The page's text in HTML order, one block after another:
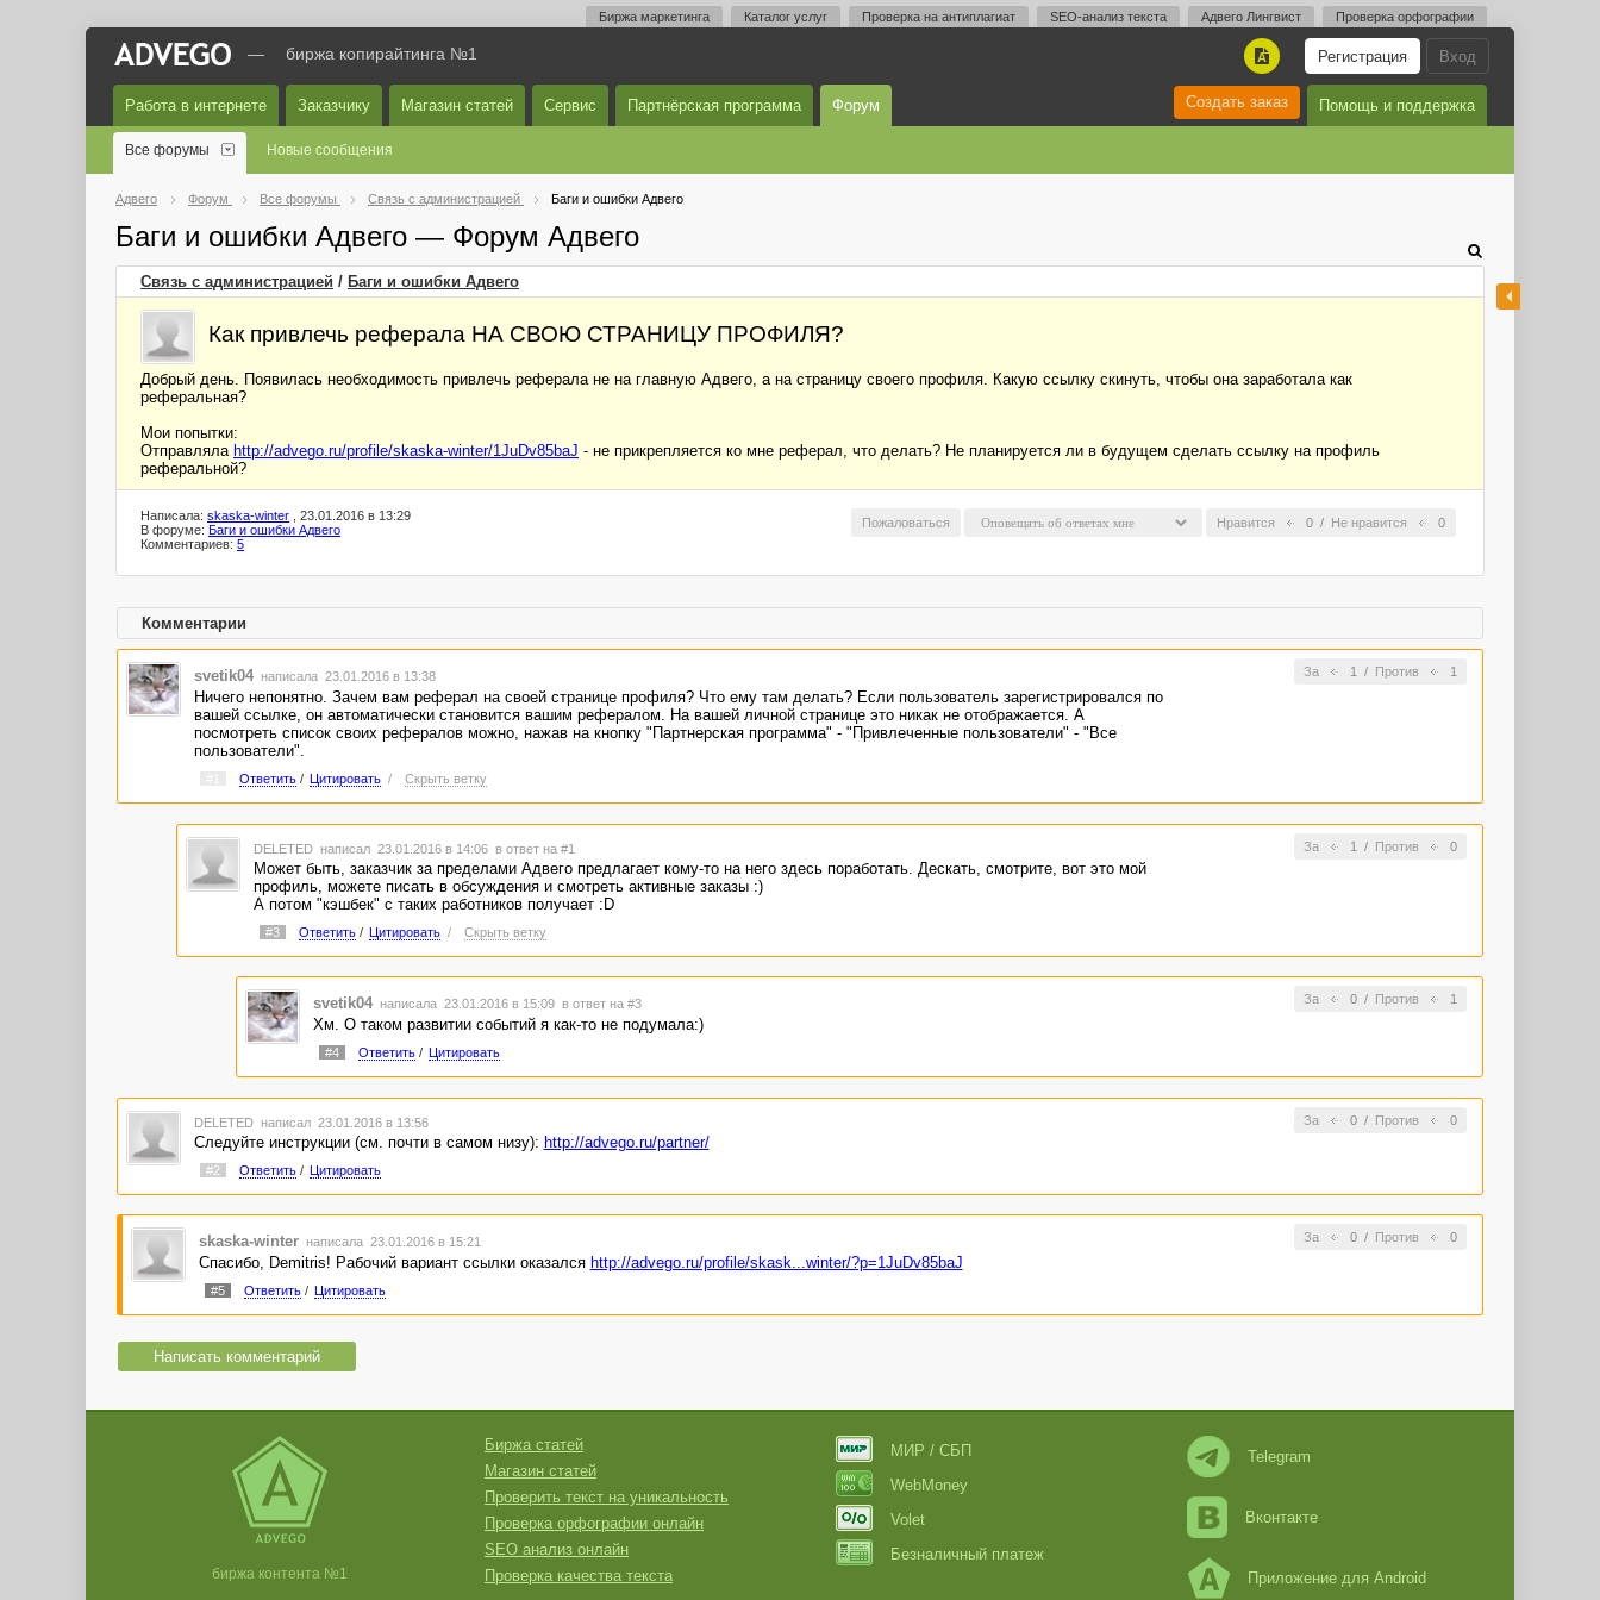
Биржа маркетинга Каталог услуг Проверка на антиплагиат SEO-анализ текста Адвего Лингвист Проверка орфографии
Вход
Регистрация
A
— биржа копирайтинга №1
Работа в интернете Заказчику Магазин статей Сервис Партнёрская программа Форум Помощь и поддержка
Создать заказ
Все форумы Новые сообщения
Адвего Форум Все форумы Связь с администрацией Баги и ошибки Адвего
Баги и ошибки Адвего — Форум Адвего
Связь с администрацией / Баги и ошибки Адвего
Как привлечь реферала НА СВОЮ СТРАНИЦУ ПРОФИЛЯ?
Добрый день. Появилась необходимость привлечь реферала не на главную Адвего, а на страницу своего профиля. Какую ссылку скинуть, чтобы она заработала как
реферальная?
Мои попытки:
Отправляла http://advego.ru/profile/skaska-winter/1JuDv85baJ - не прикрепляется ко мне реферал, что делать? Не планируется ли в будущем сделать ссылку на профиль
реферальной?
Нравится 0 / Не нравится 0
Пожаловаться
Написала: skaska-winter , 23.01.2016 в 13:29
В форуме: Баги и ошибки Адвего
Комментариев: 5
Комментарии
За 1 / Против 1
svetik04 написала 23.01.2016 в 13:38
Ничего непонятно. Зачем вам реферал на своей странице профиля? Что ему там делать? Если пользователь зарегистрировался по
вашей ссылке, он автоматически становится вашим рефералом. На вашей личной странице это никак не отображается. А
посмотреть список своих рефералов можно, нажав на кнопку "Партнерская программа" - "Привлеченные пользователи" - "Все
пользователи".
Ответить/ Цитировать / Скрыть ветку
За 1 / Против 0
DELETED написал 23.01.2016 в 14:06 в ответ на #1
Может быть, заказчик за пределами Адвего предлагает кому-то на него здесь поработать. Дескать, смотрите, вот это мой
профиль, можете писать в обсуждения и смотреть активные заказы :)
А потом "кэшбек" с таких работников получает :D
#3 Ответить/ Цитировать / Скрыть ветку
За 0/ Против 1
svetik04 написала 23.01.2016 в 15:09 в ответ на #3
Хм. О таком развитии событий я как-то не подумала:)
#4 Ответить/ Цитировать
За 0/ Против 0
DELETED написал 23.01.2016 в 13:56
Следуйте инструкции (см. почти в самом низу): http://advego.ru/partner/
#2 Ответить/ Цитировать
За 0/ Против 0
skaska-winter написала 23.01.2016 в 15:21
Спасибо, Demitris! Рабочий вариант ссылки оказался http://advego.ru/profile/skask...winter/?p=1JuDv85baJ
#5 Ответить/ Цитировать
Написать комментарий
биржа контента №1
Биржа статей
Магазин статей
Проверить текст на уникальность
Проверка орфографии онлайн
SEO анализ онлайн
Проверка качества текста
МИР / СБП
WebMoney
Volet
Безналичный платеж
Telegram
Вконтакте
Приложение для Android